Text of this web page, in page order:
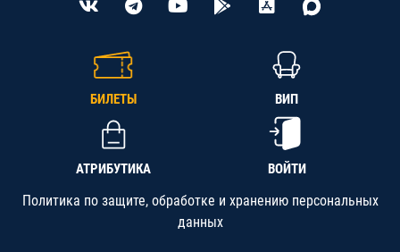
БИЛЕТЫ ВИП
АТРИБУТИКА ВОЙТИ
Политика по защите, обработке и хранению персональных
данных